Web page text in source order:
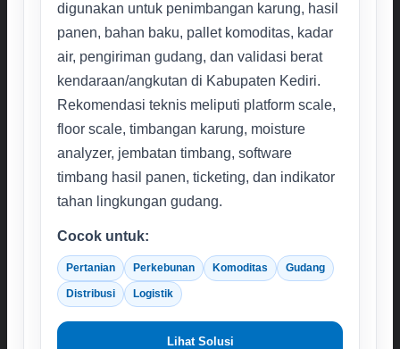
digunakan untuk penimbangan karung, hasil
panen, bahan baku, pallet komoditas, kadar
air, pengiriman gudang, dan validasi berat
kendaraan/angkutan di Kabupaten Kediri.
Rekomendasi teknis meliputi platform scale,
floor scale, timbangan karung, moisture
analyzer, jembatan timbang, software
timbang hasil panen, ticketing, dan indikator
tahan lingkungan gudang.
Cocok untuk:
Pertanian Perkebunan Komoditas Gudang
Distribusi Logistik
Lihat Solusi